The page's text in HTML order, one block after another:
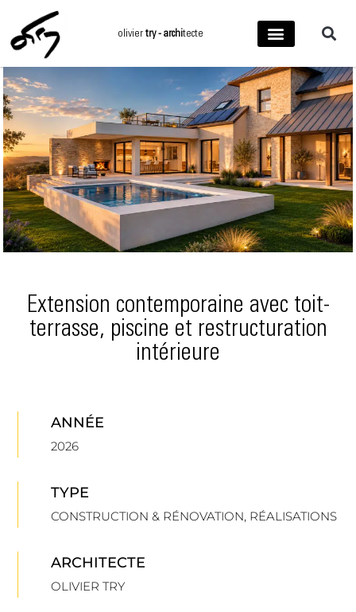
contenu
oliviertry - architecte
Extension contemporaine avec toit-
terrasse, piscine et restructuration
intérieure
ANNÉE
2026
TYPE
CONSTRUCTION & RÉNOVATION, RÉALISATIONS
ARCHITECTE
OLIVIER TRY